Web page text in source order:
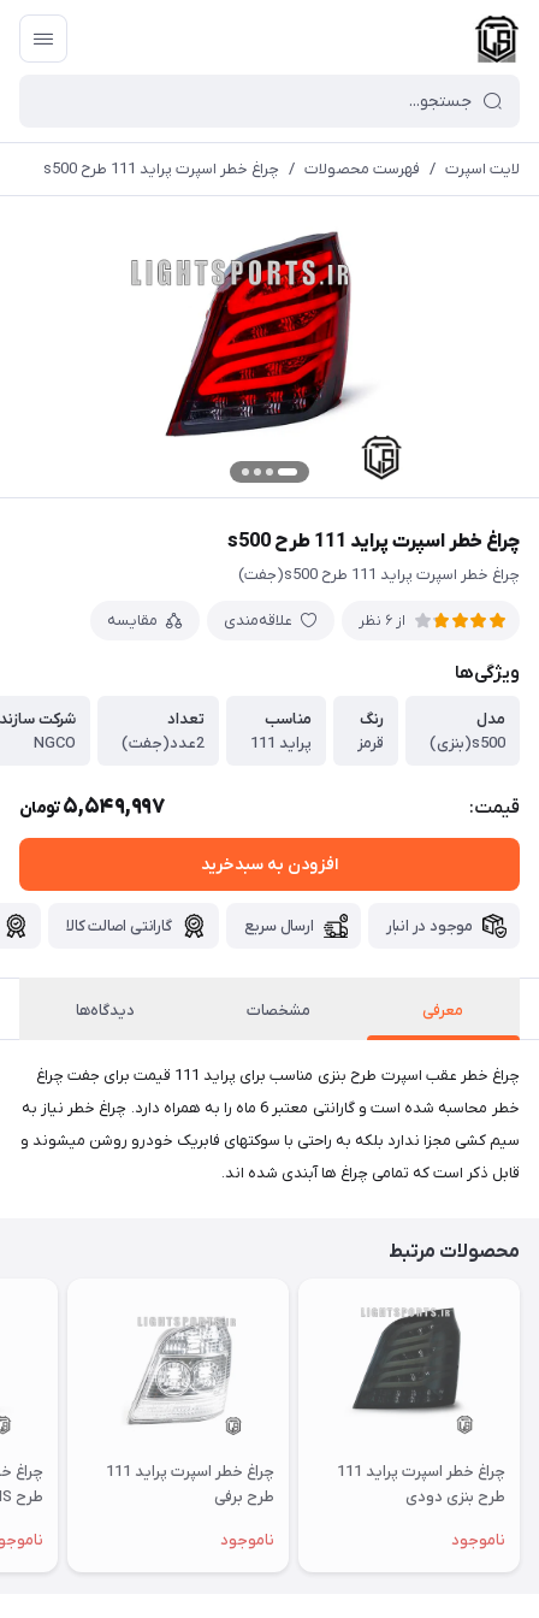
لایت اسپرت / فهرست محصولات / چراغ خطر اسپرت پراید 111 طرح s500
چراغ خطر اسپرت پراید 111 طرح s500
چراغ خطر اسپرت پراید 111 طرح s500(جفت)
از 6 نظر علاقه‌مندی مقایسه
ویژگی‌ها
مدل
s500(بنزی)
رنگ
قرمز
مناسب
پراید 111
تعداد
2عدد(جفت)
شرکت
NGCO
قیمت: 5,549,997تومان
افزودن به سبدخرید
موجود در انبار ارسال سریع گارانتی اصالت کالا
معرفی مشخصات دیدگاه‌ها
چراغ خطر عقب اسپرت طرح بنزی مناسب برای پراید 111 قیمت برای جفت چراغ
خطر محاسبه شده است و گارانتی معتبر 6 ماه را به همراه دارد. چراغ خطر نیاز به
سیم کشی مجزا ندارد بلکه به راحتی با سوکتهای فابریک خودرو روشن میشوند و
قابل ذکر است که تمامی چراغ ها آبندی شده اند.
محصولات مرتبط
چراغ خطر اسپرت پراید 111
طرح بنزی دودی
ناموجود
چراغ خطر اسپرت پراید 111
طرح برفی
ناموجود
طرح NS